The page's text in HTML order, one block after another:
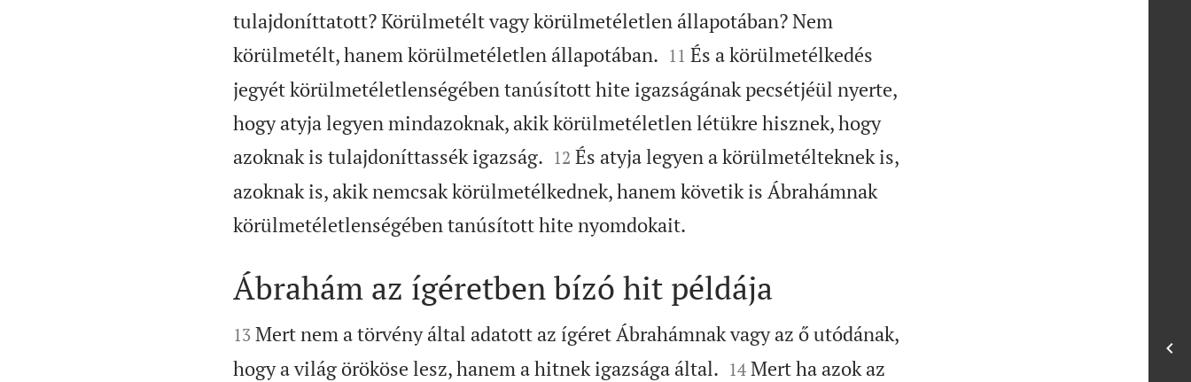
tulajdoníttatott? Körülmetélt vagy körülmetéletlen állapotában? Nem
körülmetélt, hanem körülmetéletlen állapotában.
11 És a körülmetélkedés
jegyét körülmetéletlenségében tanúsított hite igazságának pecsétjéül nyerte,
hogy atyja legyen mindazoknak, akik körülmetéletlen létükre hisznek, hogy
azoknak is tulajdoníttassék igazság.
12 És atyja legyen a körülmetélteknek is,
azoknak is, akik nemcsak körülmetélkednek, hanem követik is Ábrahámnak
körülmetéletlenségében tanúsított hite nyomdokait.

Ábrahám az ígéretben bízó hit példája

13 Mert nem a törvény által adatott az ígéret Ábrahámnak vagy az ő utódának,
hogy a világ örököse lesz, hanem a hitnek igazsága által.
14 Mert ha azok az